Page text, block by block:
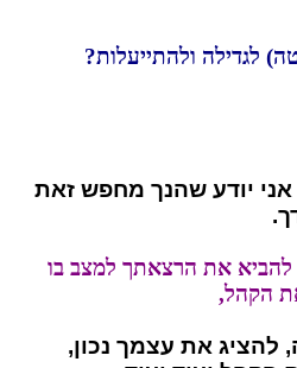
יודע שהנך מחפש זאת
להביא את הרצאתך למצב בו
הקהל,
להציג את עצמך נכון,